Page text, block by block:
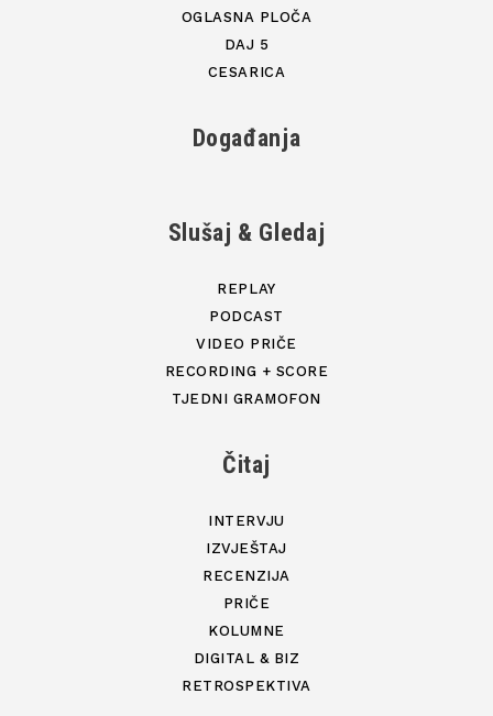
OGLASNA PLOČA
DAJ 5
CESARICA
Događanja
Slušaj & Gledaj
REPLAY
PODCAST
VIDEO PRIČE
RECORDING + SCORE
TJEDNI GRAMOFON
Čitaj
INTERVJU
IZVJEŠTAJ
RECENZIJA
PRIČE
KOLUMNE
DIGITAL & BIZ
RETROSPEKTIVA